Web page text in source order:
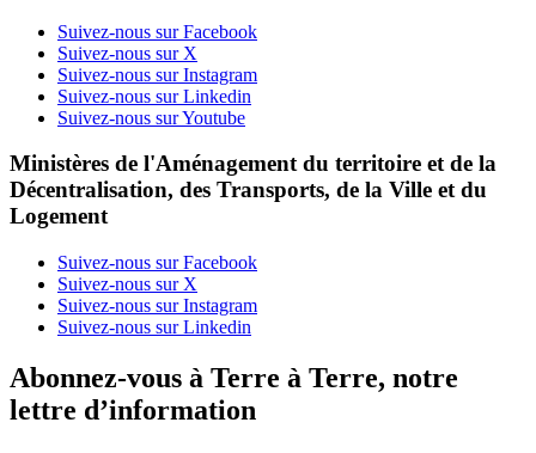
Suivez-nous sur Facebook
Suivez-nous sur X
Suivez-nous sur Instagram
Suivez-nous sur Linkedin
Suivez-nous sur Youtube
Ministères de l'Aménagement du territoire et de la
Décentralisation, des Transports, de la Ville et du
Logement
Suivez-nous sur Facebook
Suivez-nous sur X
Suivez-nous sur Instagram
Suivez-nous sur Linkedin
Abonnez-vous à Terre à Terre, notre
lettre d’information